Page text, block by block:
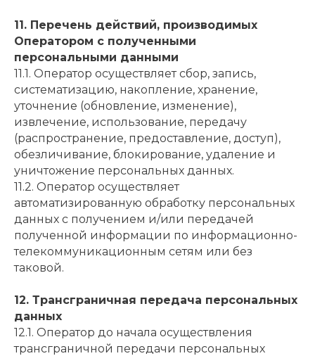
11. Перечень действий, производимых
Оператором с полученными
персональными данными
11.1. Оператор осуществляет сбор, запись,
систематизацию, накопление, хранение,
уточнение (обновление, изменение),
извлечение, использование, передачу
(распространение, предоставление, доступ),
обезличивание, блокирование, удаление и
уничтожение персональных данных.
11.2. Оператор осуществляет
автоматизированную обработку персональных
данных с получением и/или передачей
полученной информации по информационно-
телекоммуникационным сетям или без
таковой.
12. Трансграничная передача персональных
данных
12.1. Оператор до начала осуществления
трансграничной передачи персональных